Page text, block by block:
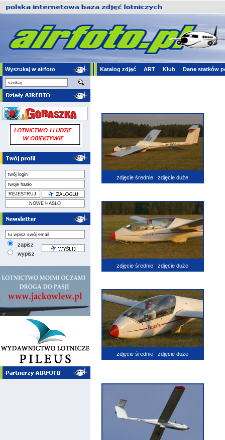
Wyszukaj w airfoto Katalog zdjęć ART Klub Dane statków
zapisz
wypisz
zdjęcie średnie zdjęcie duże
zdjęcie średnie zdjęcie duże
zdjęcie średnie zdjęcie duże